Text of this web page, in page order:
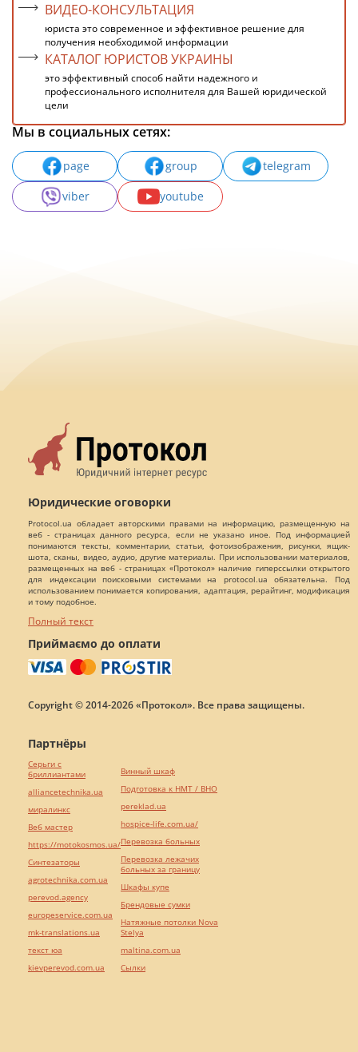
ВИДЕО-КОНСУЛЬТАЦИЯ
юриста это современное и эффективное решение для
получения необходимой информации
КАТАЛОГ ЮРИСТОВ УКРАИНЫ
это эффективный способ найти надежного и
профессионального исполнителя для Вашей юридической
цели
Мы в социальных сетях:
page group
telegram
viber
youtube
Юридические оговорки
Protocol.ua обладает авторскими правами на информацию, размещенную на
веб - страницах данного ресурса, если не указано иное. Под информацией
понимаются тексты, комментарии, статьи, фотоизображения, рисунки, ящик-
шота, сканы, видео, аудио, другие материалы. При использовании материалов,
размещенных на веб - страницах «Протокол» наличие гиперссылки открытого
для индексации поисковыми системами на protocol.ua обязательна. Под
использованием понимается копирования, адаптация, рерайтинг, модификация
и тому подобное.
Полный текст
Приймаємо до оплати
Copyright © 2014-2026 «Протокол». Все права защищены.
Партнёры
Серьги с
бриллиантами
alliancetechnika.ua
миралинкс
Веб мастер
https://motokosmos.ua/
Синтезаторы
agrotechnika.com.ua
perevod.agency
europeservice.com.ua
mk-translations.ua
текст юа
kievperevod.com.ua
Винный шкаф
Подготовка к НМТ / ВНО
pereklad.ua
hospice-life.com.ua/
Перевозка больных
Перевозка лежачих
больных за границу
Шкафы купе
Брендовые сумки
Натяжные потолки Nova
Stelya
maltina.com.ua
Cылки